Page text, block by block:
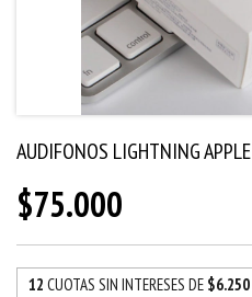
AUDIFONOS LIGHTNING APPLE
$75.000
12 CUOTAS SIN INTERESES DE $6.250